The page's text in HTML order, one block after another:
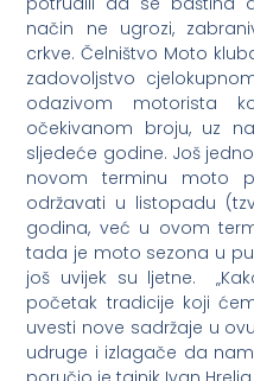
način ne ugrozi,
crkve. Čelništvo Moto
zadovoljstvo
odazivom motorista
očekivanom broju, uz
sljedeće godine. Još
novom terminu moto
održavati u listopadu
godina, već u ovom
tada je moto sezona u
još uvijek su ljetne.
početak tradicije koji
uvesti nove sadržaje u
udruge i izlagače da